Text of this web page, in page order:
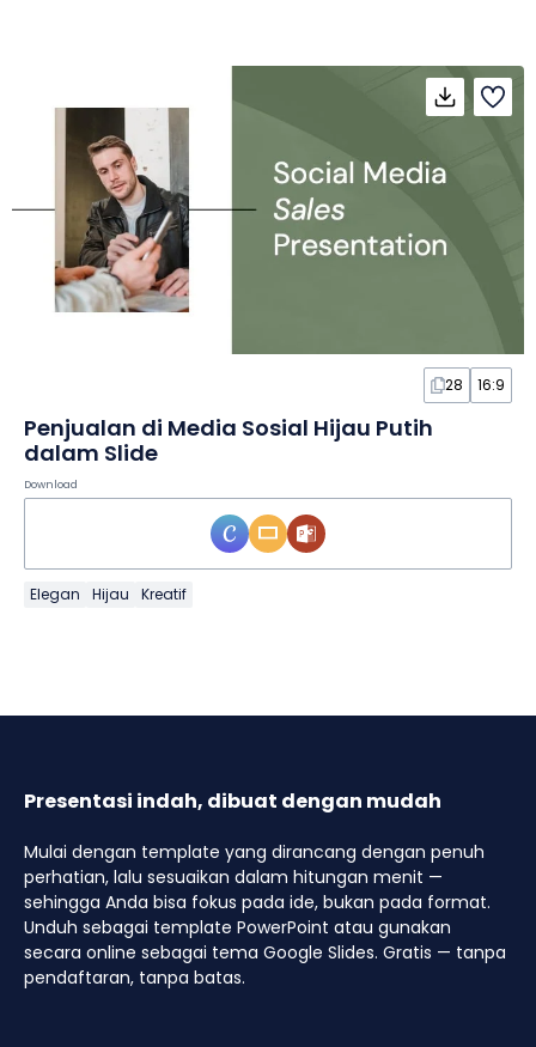
28 16:9
Penjualan di Media Sosial Hijau Putih
dalam Slide
Download
Elegan Hijau Kreatif
Presentasi indah, dibuat dengan mudah
Mulai dengan template yang dirancang dengan penuh
perhatian, lalu sesuaikan dalam hitungan menit —
sehingga Anda bisa fokus pada ide, bukan pada format.
Unduh sebagai template PowerPoint atau gunakan
secara online sebagai tema Google Slides. Gratis — tanpa
pendaftaran, tanpa batas.